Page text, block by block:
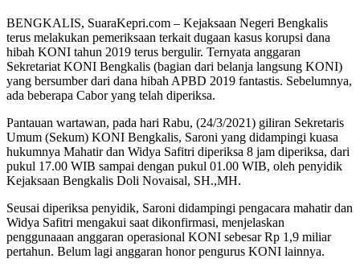
BENGKALIS, SuaraKepri.com – Kejaksaan Negeri Bengkalis
terus melakukan pemeriksaan terkait dugaan kasus korupsi dana
hibah KONI tahun 2019 terus bergulir. Ternyata anggaran
Sekretariat KONI Bengkalis (bagian dari belanja langsung KONI)
yang bersumber dari dana hibah APBD 2019 fantastis. Sebelumnya,
ada beberapa Cabor yang telah diperiksa.
Pantauan wartawan, pada hari Rabu, (24/3/2021) giliran Sekretaris
Umum (Sekum) KONI Bengkalis, Saroni yang didampingi kuasa
hukumnya Mahatir dan Widya Safitri diperiksa 8 jam diperiksa, dari
pukul 17.00 WIB sampai dengan pukul 01.00 WIB, oleh penyidik
Kejaksaan Bengkalis Doli Novaisal, SH.,MH.
Seusai diperiksa penyidik, Saroni didampingi pengacara mahatir dan
Widya Safitri mengakui saat dikonfirmasi, menjelaskan
penggunaaan anggaran operasional KONI sebesar Rp 1,9 miliar
pertahun. Belum lagi anggaran honor pengurus KONI lainnya.